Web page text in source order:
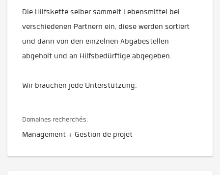
Die Hilfskette selber sammelt Lebensmittel bei
verschiedenen Partnern ein, diese werden sortiert
und dann von den einzelnen Abgabestellen
abgeholt und an Hilfsbedürftige abgegeben.
Wir brauchen jede Unterstützung.
Domaines recherchés:
Management + Gestion de projet